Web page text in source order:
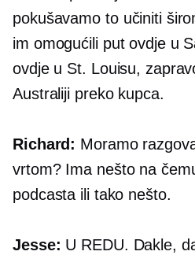
pokušavamo to učiniti
im omogućili put ovdje u
ovdje u St. Louisu,
Australiji preko kupca.
Richard: Moramo
vrtom? Ima nešto na
podcasta ili tako nešto.
Jesse: U REDU. Dakle,